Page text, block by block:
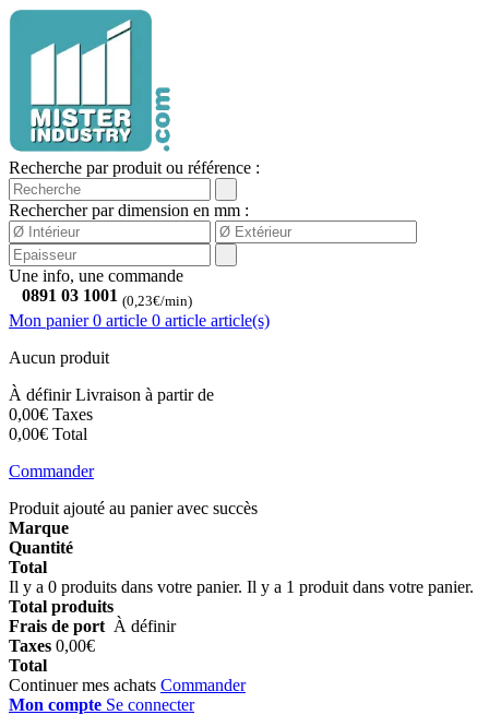
Recherche par produit ou référence :
Rechercher par dimension en mm :
Une info, une commande
0891 03 1001 (0,23€/min)
Mon panier 0 article 0 article article(s)
Aucun produit
À définirLivraison à partir de
0,00€ Taxes
0,00€ Total
Commander
Produit ajouté au panier avec succès
Marque
Quantité
Total
Il y a 0 produits dans votre panier. Il y a 1 produit dans votre panier.
Total produits
Frais de port À définir
Taxes 0,00€
Total
Continuer mes achats Commander
Mon compte Se connecter